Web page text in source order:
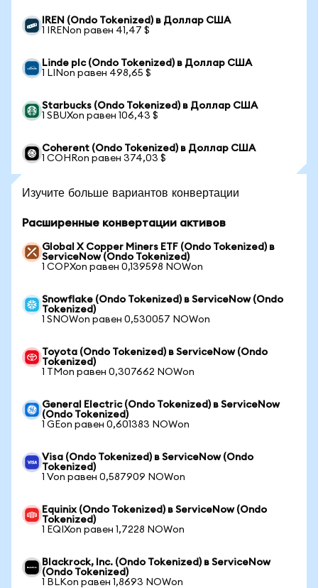
IREN (Ondo Tokenized) в Доллар США
1 IRENon равен 41,47 $
Linde plc (Ondo Tokenized) в Доллар США
1 LINon равен 498,65 $
Starbucks (Ondo Tokenized) в Доллар США
1 SBUXon равен 106,43 $
Coherent (Ondo Tokenized) в Доллар США
1 COHRon равен 374,03 $
Изучите больше вариантов конвертации
Расширенные конвертации активов
Global X Copper Miners ETF (Ondo Tokenized) в
ServiceNow (Ondo Tokenized)
1 COPXon равен 0,139598 NOWon
Snowflake (Ondo Tokenized) в ServiceNow (Ondo
Tokenized)
1 SNOWon равен 0,530057 NOWon
Toyota (Ondo Tokenized) в ServiceNow (Ondo
Tokenized)
1 TMon равен 0,307662 NOWon
General Electric (Ondo Tokenized) в ServiceNow
(Ondo Tokenized)
1 GEon равен 0,601383 NOWon
Visa (Ondo Tokenized) в ServiceNow (Ondo
Tokenized)
1 Von равен 0,587909 NOWon
Equinix (Ondo Tokenized) в ServiceNow (Ondo
Tokenized)
1 EQIXon равен 1,7228 NOWon
Blackrock, Inc. (Ondo Tokenized) в ServiceNow
(Ondo Tokenized)
1 BLKon равен 1,8693 NOWon